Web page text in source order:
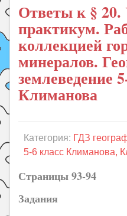
Книги
Рукоделие
Подготовка к школе
Уроки
ГДЗ
Летом!
Ответы к § 20.
практикум.
коллекцией
минералов.
землеведение
Климанова
Категория: ГДЗ
5-6 класс Климанова,
Страницы 93-94
Задания